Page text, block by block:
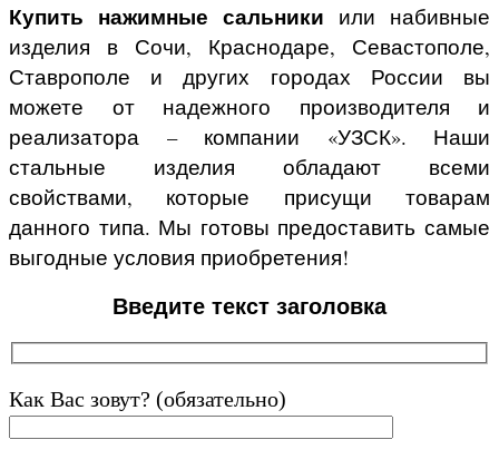
Купить нажимные сальники или набивные
изделия в Сочи, Краснодаре, Севастополе,
Ставрополе и других городах России вы
можете от надежного производителя и
реализатора – компании «УЗСК». Наши
стальные изделия обладают всеми
свойствами, которые присущи товарам
данного типа. Мы готовы предоставить самые
выгодные условия приобретения!
Введите текст заголовка
Как Вас зовут? (обязательно)